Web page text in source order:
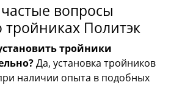
вопросы
тройниках Политэк
тройники
Да, установка тройников
наличии опыта в подобных